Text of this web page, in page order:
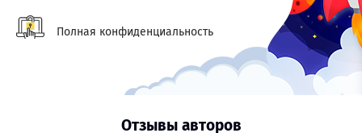
Полная конфиденциальность
Отзывы авторов